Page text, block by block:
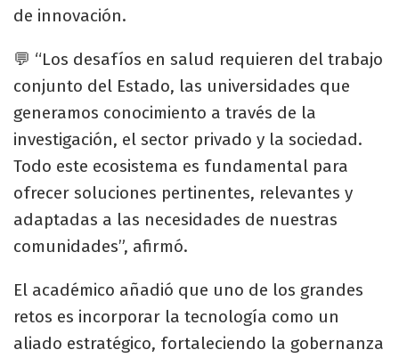
de innovación.
💬 “Los desafíos en salud requieren del trabajo
conjunto del Estado, las universidades que
generamos conocimiento a través de la
investigación, el sector privado y la sociedad.
Todo este ecosistema es fundamental para
ofrecer soluciones pertinentes, relevantes y
adaptadas a las necesidades de nuestras
comunidades”, afirmó.
El académico añadió que uno de los grandes
retos es incorporar la tecnología como un
aliado estratégico, fortaleciendo la gobernanza